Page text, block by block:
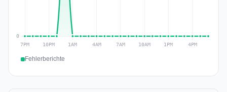
Fehlerberichte